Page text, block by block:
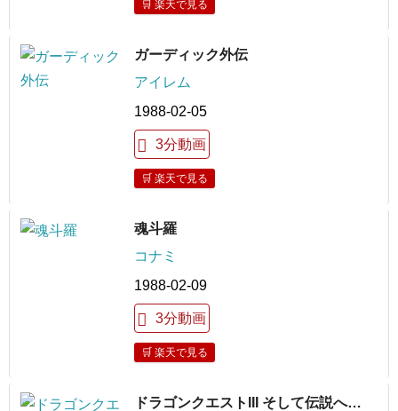
🛒 楽天で見る
ガーディック外伝
アイレム
1988-02-05
3分動画
🛒 楽天で見る
魂斗羅
コナミ
1988-02-09
3分動画
🛒 楽天で見る
ドラゴンクエストIII そして伝説へ…